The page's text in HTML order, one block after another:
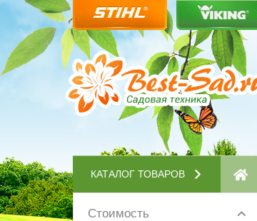
КАТАЛОГ ТОВАРОВ
Стоимость